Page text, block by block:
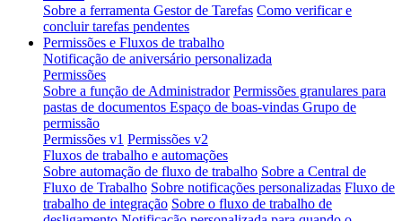
Sobre a ferramenta Gestor de Tarefas Como verificar e
concluir tarefas pendentes
Permissões e Fluxos de trabalho
Notificação de aniversário personalizada
Permissões
Sobre a função de Administrador Permissões granulares para
pastas de documentos Espaço de boas-vindas Grupo de
permissão
Permissões v1 Permissões v2
Fluxos de trabalho e automações
Sobre automação de fluxo de trabalho Sobre a Central de
Fluxo de Trabalho Sobre notificações personalizadas Fluxo de
trabalho de integração Sobre o fluxo de trabalho de